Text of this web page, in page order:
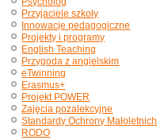
Przyjaciele szkoły
Innowacje pedagogiczne
Projekty i programy
English Teaching
Przygoda z angielskim
eTwinning
Erasmus+
Projekt POWER
Zajęcia pozalekcyjne
Standardy Ochrony Małoletnich
RODO